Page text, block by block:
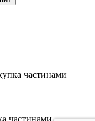
частинами